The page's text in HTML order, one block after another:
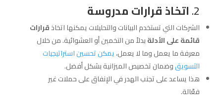
2. اتخاذ قرارات مدروسة
الشركات التي تستخدم البيانات والتحليلات يمكنها اتخاذقرارات
قائمة على الأدلةبدلاً من التخمين أو العشوائية. من خلال
معرفة ما يعمل وما لا يعمل،يمكن تحسين استراتيجيات
التسويقوضمان تخصيص الميزانية بشكل أفضل.
هذا يساعد على تجنب الهدر في الإنفاق على حملات غير
فعّالة.